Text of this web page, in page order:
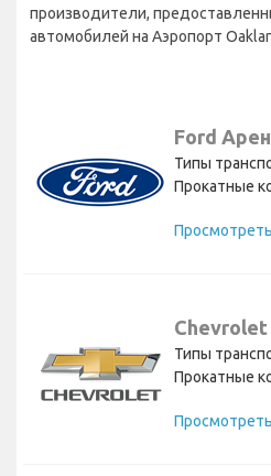
производители,
автомобилей на Аэропорт
Ford
Типы
Прокатные
Типы
Прокатные